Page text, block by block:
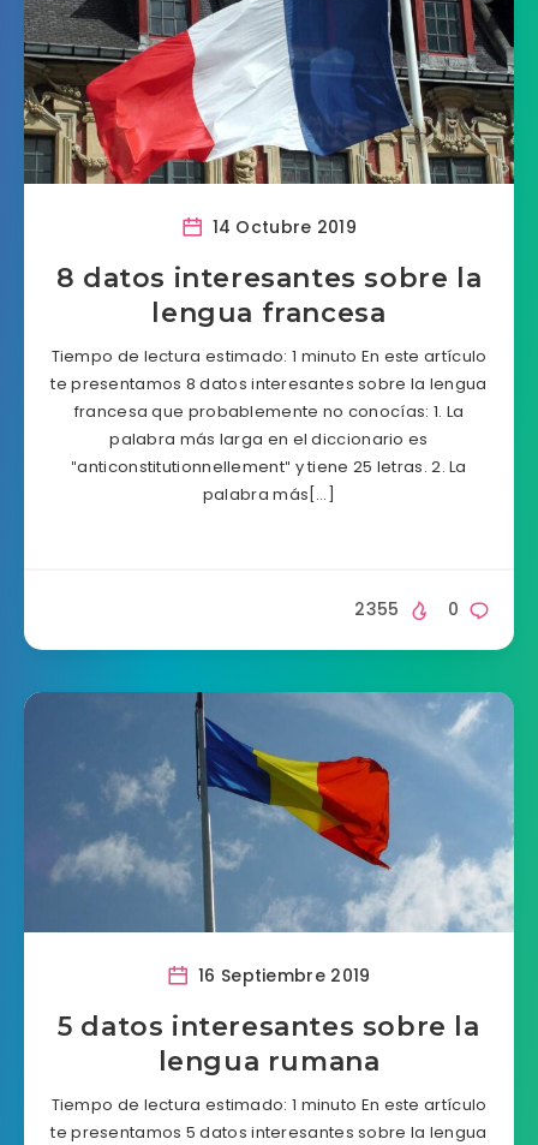
14 Octubre 2019
8 datos interesantes sobre la
lengua francesa
Tiempo de lectura estimado: 1 minuto En este artículo
te presentamos 8 datos interesantes sobre la lengua
francesa que probablemente no conocías: 1. La
palabra más larga en el diccionario es
″anticonstitutionnellement″ y tiene 25 letras. 2. La
palabra más[…]
0
2355
16 Septiembre 2019
5 datos interesantes sobre la
lengua rumana
Tiempo de lectura estimado: 1 minuto En este artículo
te presentamos 5 datos interesantes sobre la lengua